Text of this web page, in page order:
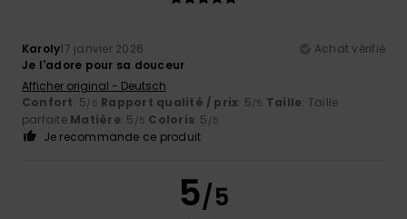
Karoly17 janvier 2026
Achat vérifié
Je l'adore pour sa douceur
Afficher original - Deutsch
Confort: 5/5 Rapport qualité / prix: 5/5 Taille: Taille
parfaite Matière: 5 /5 Coloris: 5 /5
Je recommande ce produit
5/5